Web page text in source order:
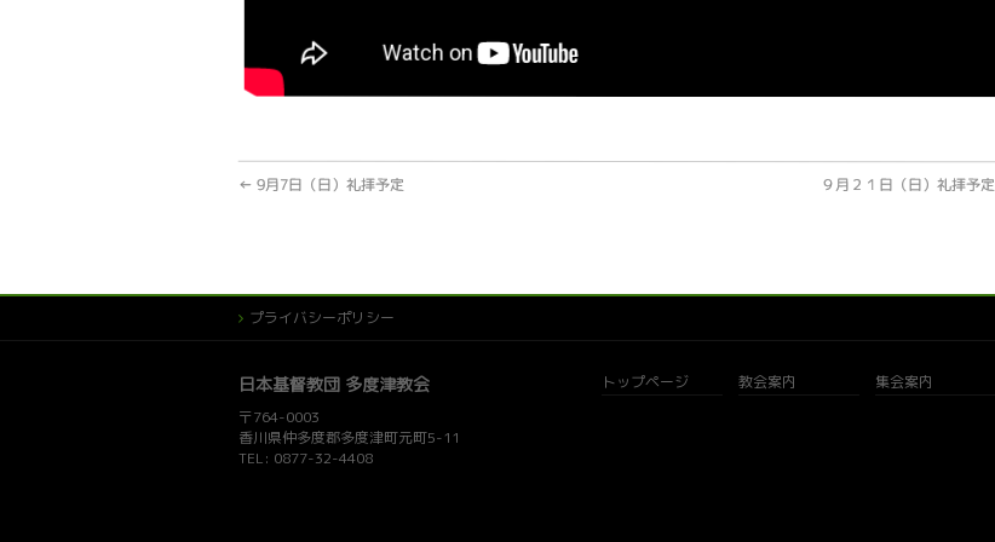
← 9月7日（日）礼拝予定 ９月２１日（日）礼拝予定
プライバシーポリシー
日本基督教団 多度津教会
〒764-0003
香川県仲多度郡多度津町元町5-11
TEL: 0877-32-4408
トップページ 教会案内 集会案内